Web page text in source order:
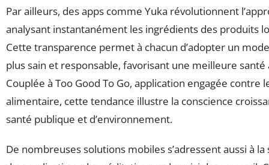
Par ailleurs, des apps comme Yuka révolutionnent
analysant instantanément les ingrédients des produits
Cette transparence permet à chacun d’adopter un
plus sain et responsable, favorisant une meilleure
Couplée à Too Good To Go, application engagée contre
alimentaire, cette tendance illustre la conscience
santé publique et d’environnement.
De nombreuses solutions mobiles s’adressent aussi à